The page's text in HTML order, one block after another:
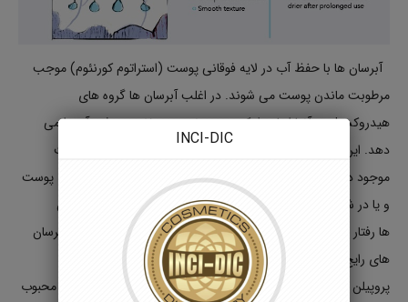
آبرسان ها با حفظ آب در لایه فوقانی پوست (استراتوم کورنئوم) موجب
مرطوبت ماندن پوست می شوند. در اغلب آبرسان ها گروه های
هیدروکسیل به آنها اجازه شرکت در پیوند هیدروژنی و جذب آب را می
دهد. این فرایند جذب رطوبت از لایه های درونی پوست و یا رطوبت
موجود در جو صورت می گیرد. رطوبت جذب شده سپس در اپیدرم پوست
و یا در شفت مو به دام افتاده و باقی می ماند. انواع مختلف آبرسان
ها رفتار متفاوتی در شیوه جذب آب و ظرفیت اتصال به آب دارند. آبرسان
های رایج در لوازم آرایشی و بهداشتی شامل تری اتیلن گلیکول، تری
پروپیلن گلیکول، پروپیلن گلیکول، و PPG هستند. دیگر آبرسان های محبوب
INCI-DIC